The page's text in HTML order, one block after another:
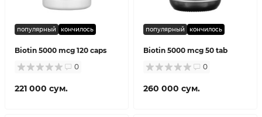
популярный кончилось
Biotin 5000 mcg 120 caps
0
221 000 сум.
популярный кончилось
Biotin 5000 mcg 50 tab
0
260 000 сум.